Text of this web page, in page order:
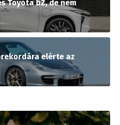
Toyota bZ, de nem
rekordára elérte az